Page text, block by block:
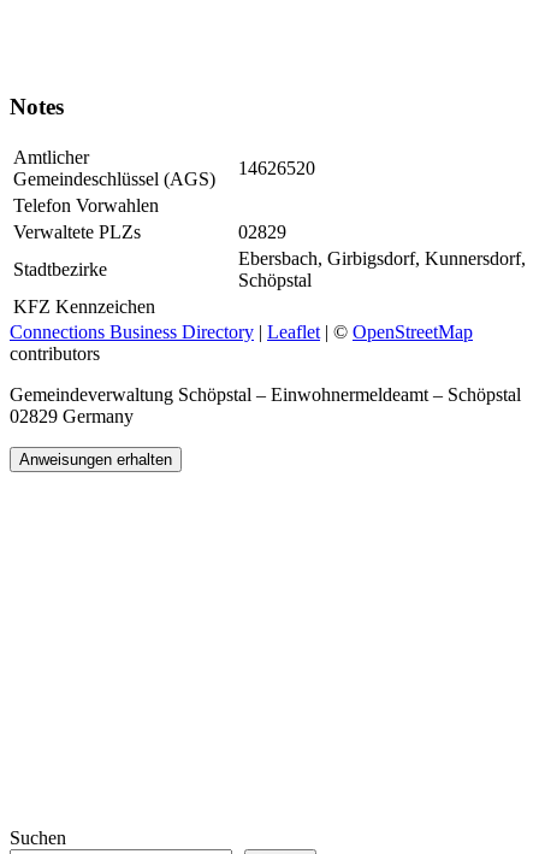
Notes
Amtlicher
Gemeindeschlüssel (AGS)
14626520
Telefon Vorwahlen
Verwaltete PLZs
02829
Stadtbezirke
Ebersbach, Girbigsdorf, Kunnersdorf,
Schöpstal
KFZ Kennzeichen
Connections Business Directory | Leaflet | © OpenStreetMap
contributors
Gemeindeverwaltung Schöpstal – Einwohnermeldeamt – Schöpstal
02829 Germany
Anweisungen erhalten
Suchen